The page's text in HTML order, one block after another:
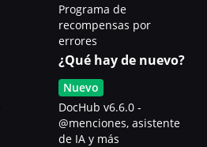
Programa de
recompensas por
errores
¿Qué hay de nuevo?
Nuevo
DocHub v6.6.0 -
@menciones, asistente
de IA y más